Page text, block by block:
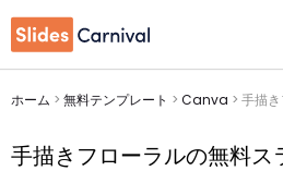
ホーム > 無料テンプレート > Canva > 手描
手描きフローラルの無料ス